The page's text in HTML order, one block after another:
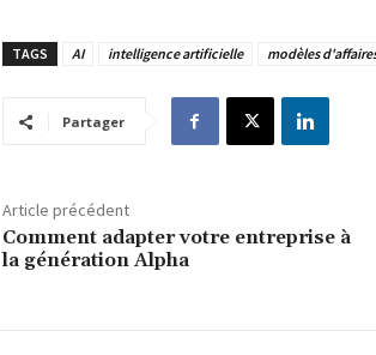
TAGS AI intelligence artificielle modèles
Partager
Article précédent
Comment adapter votre entreprise à
la génération Alpha